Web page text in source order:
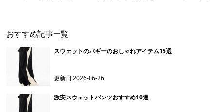
おすすめ記事一覧
スウェットのバギーのおしゃれアイテム15選
更新日2026-06-26
激安スウェットパンツおすすめ10選